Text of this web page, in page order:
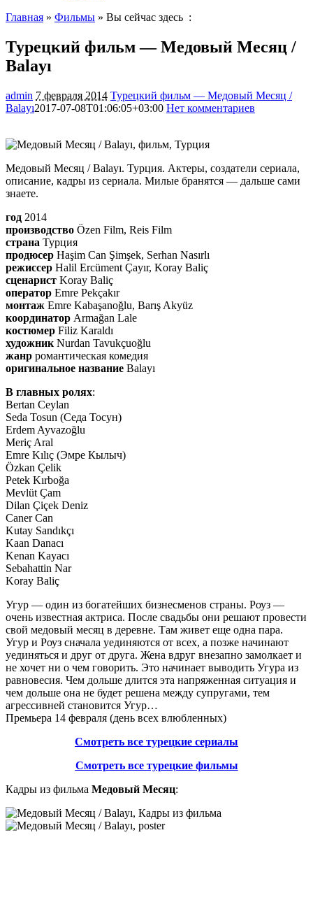
Главная » Фильмы » Вы сейчас здесь :
Турецкий фильм — Медовый Месяц /
Balayı
admin 7 февраля 2014 Турецкий фильм — Медовый Месяц /
Balayı2017-07-08T01:06:05+03:00 Нет комментариев
Медовый Месяц / Balayı. Турция. Актеры, создатели сериала,
описание, кадры из сериала. Милые бранятся — дальше сами
знаете.
год 2014
производство Özen Film, Reis Film
страна Турция
продюсер Haşim Can Şimşek, Serhan Nasırlı
режиссер Halil Ercüment Çayır, Koray Baliç
сценарист Koray Baliç
оператор Emre Pekçakır
монтаж Emre Kabaşanoğlu, Barış Akyüz
координатор Armağan Lale
костюмер Filiz Karaldı
художник Nurdan Tavukçuoğlu
жанр романтическая комедия
оригинальное название Balayı
В главных ролях:
Bertan Ceylan
Seda Tosun (Седа Тосун)
Erdem Ayvazoğlu
Meriç Aral
Emre Kılıç (Эмре Кылыч)
Özkan Çelik
Petek Kırboğa
Mevlüt Çam
Dilan Çiçek Deniz
Caner Can
Kutay Sandıkçı
Kaan Danacı
Kenan Kayacı
Sebahattin Nar
Koray Baliç
Угур — один из богатейших бизнесменов страны. Роуз —
очень известная актриса. После свадьбы они решают провести
свой медовый месяц в деревне. Там живет еще одна пара.
Угур и Роуз сначала уединяются от всех, а позже начинают
уединяться и друг от друга. Жена вдруг внезапно замолкает и
не хочет ни о чем говорить. Это начинает выводить Угура из
равновесия. Чем дольше длится эта напряженная ситуация и
чем дольше она не будет решена между супругами, тем
агрессивней становится Угур…
Премьера 14 февраля (день всех влюбленных)
Смотреть все турецкие сериалы
Смотреть все турецкие фильмы
Кадры из фильма Медовый Месяц: